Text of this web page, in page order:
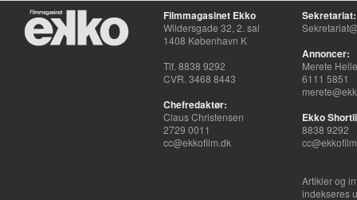
Filmmagasinet Ekko
Wildersgade 32, 2. sal
1408 København K
Tlf. 8838 9292
CVR. 3468 8443
Chefredaktør:
Claus Christensen
2729 0011
cc@ekkofilm.dk
Sekretariat:
Annoncer:
Merete
6111 5851
Ekko
8838 9292
Artikler og
indekseres